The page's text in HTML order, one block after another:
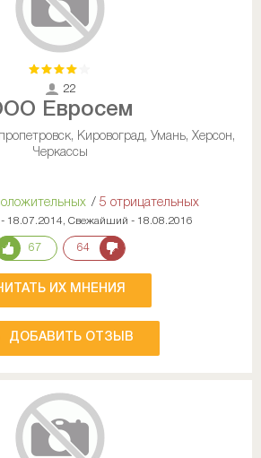
22
Евросем
Кировоград, Умань, Херсон,
Черкассы
/ 5 отрицательных
- 18.07.2014, Свежайший - 18.08.2016
67 64
ИХ МНЕНИЯ
ДОБАВИТЬ ОТЗЫВ